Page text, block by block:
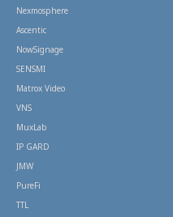
Nexmosphere
Ascentic
NowSignage
SENSMI
Matrox Video
VNS
MuxLab
IP GARD
JMW
PureFi
TTL